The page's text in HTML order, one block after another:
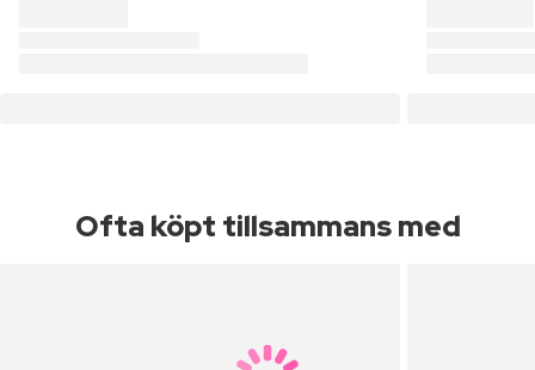
Ofta köpt tillsammans med